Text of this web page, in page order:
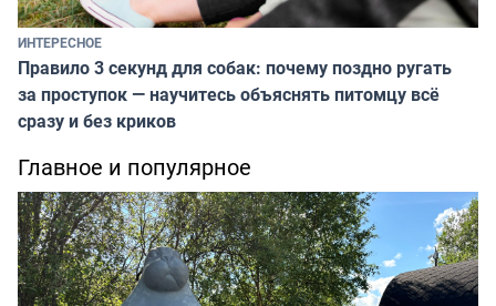
ИНТЕРЕСНОЕ
Правило 3 секунд для собак: почему поздно ругать
за проступок — научитесь объяснять питомцу всё
сразу и без криков
Главное и популярное